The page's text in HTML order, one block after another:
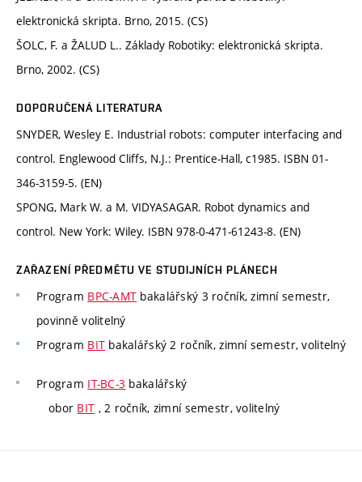
elektronická skripta. Brno, 2015. (CS)
ŠOLC, F. a ŽALUD L.. Základy Robotiky: elektronická skripta.
Brno, 2002. (CS)
DOPORUČENÁ LITERATURA
SNYDER, Wesley E. Industrial robots: computer interfacing and
control. Englewood Cliffs, N.J.: Prentice-Hall, c1985. ISBN 01-
346-3159-5. (EN)
SPONG, Mark W. a M. VIDYASAGAR. Robot dynamics and
control. New York: Wiley. ISBN 978-0-471-61243-8. (EN)
ZAŘAZENÍ PŘEDMĚTU VE STUDIJNÍCH PLÁNECH
Program BPC-AMT bakalářský 3 ročník, zimní semestr,
povinně volitelný
Program BIT bakalářský 2 ročník, zimní semestr, volitelný
Program IT-BC-3 bakalářský
obor BIT , 2 ročník, zimní semestr, volitelný